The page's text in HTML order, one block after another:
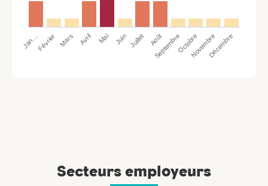
Jan…Février Mars Avril Mai Juin Juillet Août
SeptembreOctobreNovembreDécembre
Secteurs employeurs